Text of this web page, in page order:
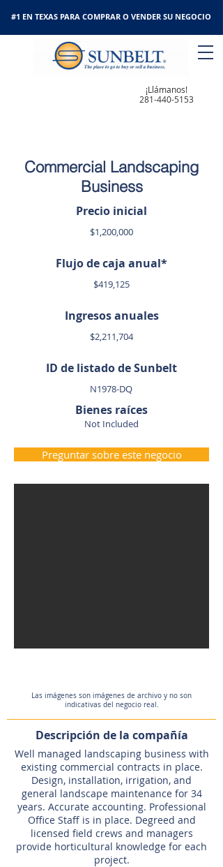
#1 EN TEXAS PARA COMPRAR O VENDER SU NEGOCIO
¡Llámanos!
281-440-5153
Commercial Landscaping
Business
Precio inicial
$1,200,000
Flujo de caja anual*
$419,125
Ingresos anuales
$2,211,704
ID de listado de Sunbelt
N1978-DQ
Bienes raíces
Not Included
Preguntar sobre este negocio
Las imágenes son imágenes de archivo y no son
indicativas del negocio real.
Descripción de la compañía
Well managed landscaping business with
existing commercial contracts in place.
Design, installation, irrigation, and
general landscape maintenance for 34
years. Accurate accounting. Professional
Office Staff is in place. Degreed and
licensed field crews and managers
provide horticultural knowledge for each
project.